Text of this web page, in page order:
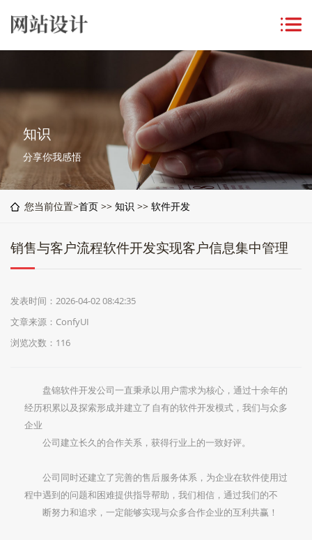
知识
分享你我感悟
您当前位置>首页 >> 知识 >> 软件开发
销售与客户流程软件开发实现客户信息集中管理
发表时间：2026-04-02 08:42:35
文章来源：ConfyUI
浏览次数：116
盘锦软件开发公司一直秉承以用户需求为核心，通过十余年的
经历积累以及探索形成并建立了自有的软件开发模式，我们与众多
企业
公司建立长久的合作关系，获得行业上的一致好评。
公司同时还建立了完善的售后服务体系，为企业在软件使用过
程中遇到的问题和困难提供指导帮助，我们相信，通过我们的不
断努力和追求，一定能够实现与众多合作企业的互利共赢！